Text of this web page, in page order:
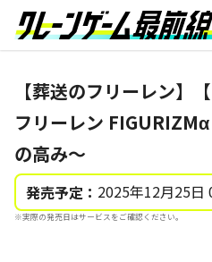
【葬送のフリーレン】
フリーレン
の高み～
発売予定： 2025年12月25日
※実際の発売日はサービスをご確認ください。